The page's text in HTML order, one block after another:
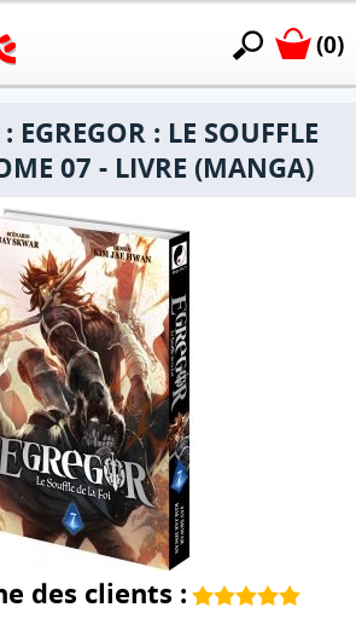
(0)
EGREGOR : LE SOUFFLE
07 - LIVRE (MANGA)
des clients :